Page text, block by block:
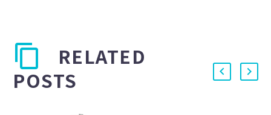
RELATED
POSTS